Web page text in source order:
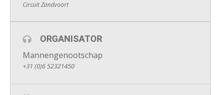
Circuit Zandvoort
ORGANISATOR
Mannengenootschap
+31 (0)6 52321450